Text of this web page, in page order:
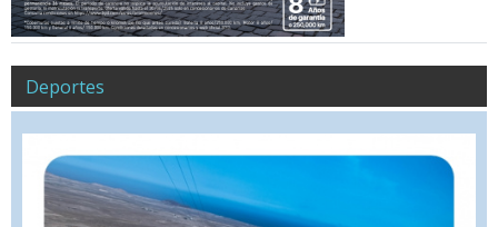
Deportes